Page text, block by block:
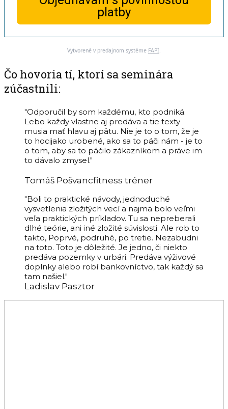
platby
Vytvorené v predajnom systéme FAPI.
Čo hovoria tí, ktorí sa seminára
zúčastnili:
"Odporučil by som každému, kto podniká.
Lebo každy vlastne aj predáva a tie texty
musia mať hlavu aj pätu. Nie je to o tom, že je
to hocijako urobené, ako sa to páči nám - je to
o tom, aby sa to páčilo zákazníkom a práve im
to dávalo zmysel."
Tomáš Pošvancfitness tréner
"Boli to praktické návody, jednoduché
vysvetlenia zložitých vecí a najmä bolo veľmi
veľa praktických príkladov. Tu sa nepreberali
dlhé teórie, ani iné zložité súvislosti. Ale rob to
takto, Poprvé, podruhé, po tretie. Nezabudni
na toto. Toto je dôležité. Je jedno, či niekto
predáva pozemky v urbári. Predáva výživové
doplnky alebo robí bankovníctvo, tak každý sa
tam našiel."
Ladislav Pasztor